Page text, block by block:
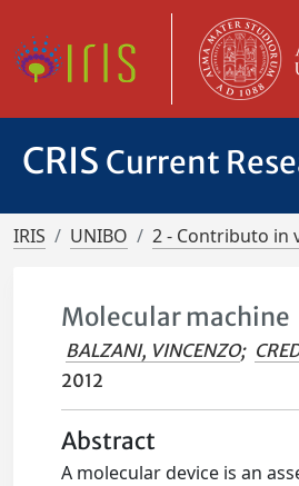
CRIS Current
IRIS UNIBO 2 - Contributo in
Molecular machine
BALZANI, VINCENZO;
2012
Abstract
A molecular device is an